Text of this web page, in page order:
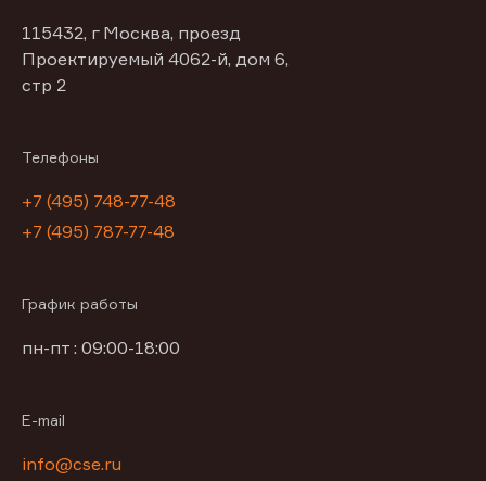
115432, г Москва, проезд
Проектируемый 4062-й, дом 6,
стр 2
Телефоны
+7 (495) 748-77-48
+7 (495) 787-77-48
График работы
пн-пт : 09:00-18:00
E-mail
info@cse.ru